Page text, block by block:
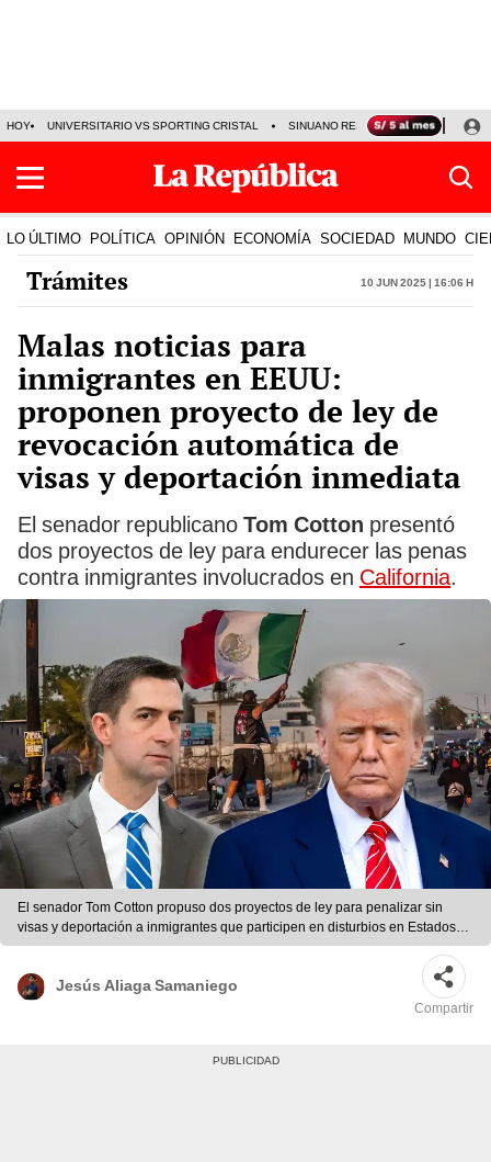
HOY UNIVERSITARIO VS SPORTING CRISTAL SINUANO RESULTADOS HOY
LO ÚLTIMO POLÍTICA OPINIÓN ECONOMÍA SOCIEDAD MUNDO
Trámites 10 Jun 2025 | 16:06 h
Malas noticias para
inmigrantes en EEUU:
proponen proyecto de ley de
revocación automática de
visas y deportación inmediata
El senador republicano Tom Cotton presentó
dos proyectos de ley para endurecer las penas
contra inmigrantes involucrados en California.
El senador Tom Cotton propuso dos proyectos de ley para penalizar sin
visas y deportación a inmigrantes que participen en disturbios en Estados
Unidos. | Composición LR
Jesús Aliaga Samaniego
Compartir